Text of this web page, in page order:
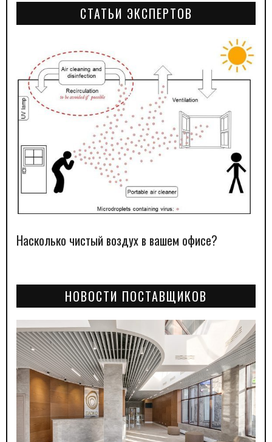
СТАТЬИ ЭКСПЕРТОВ
Насколько чистый воздух в вашем офисе?
НОВОСТИ ПОСТАВЩИКОВ